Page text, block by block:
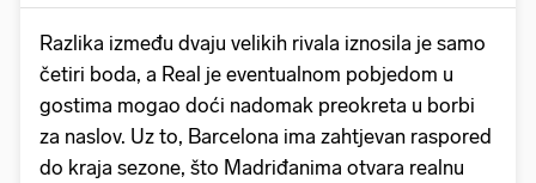
Razlika između dvaju velikih rivala iznosila je samo
četiri boda, a Real je eventualnom pobjedom u
gostima mogao doći nadomak preokreta u borbi
za naslov. Uz to, Barcelona ima zahtjevan raspored
do kraja sezone, što Madriđanima otvara realnu